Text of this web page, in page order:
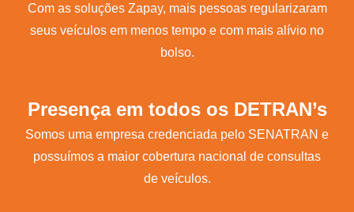
Com as soluções Zapay, mais pessoas regularizaram
seus veículos em menos tempo e com mais alívio no
bolso.
Presença em todos os DETRAN’s
Somos uma empresa credenciada pelo SENATRAN e
possuímos a maior cobertura nacional de consultas
de veículos.